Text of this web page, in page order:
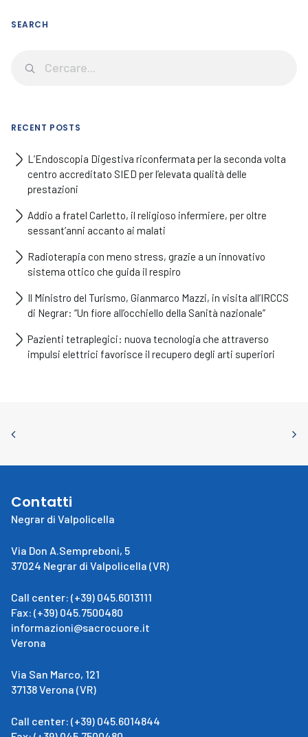
SEARCH
RECENT POSTS
L’Endoscopia Digestiva riconfermata per la seconda volta
centro accreditato SIED per l’elevata qualità delle
prestazioni
Addio a fratel Carletto, il religioso infermiere, per oltre
sessant’anni accanto ai malati
Radioterapia con meno stress, grazie a un innovativo
sistema ottico che guida il respiro
Il Ministro del Turismo, Gianmarco Mazzi, in visita all’IRCCS
di Negrar: “Un fiore all’occhiello della Sanità nazionale”
Pazienti tetraplegici: nuova tecnologia che attraverso
impulsi elettrici favorisce il recupero degli arti superiori
Contatti
Negrar di Valpolicella
Via Don A.Sempreboni, 5
37024 Negrar di Valpolicella (VR)
Call center: (+39) 045.6013111
Fax: (+39) 045.7500480
informazioni@sacrocuore.it
Verona
Via San Marco, 121
37138 Verona (VR)
Call center: (+39) 045.6014844